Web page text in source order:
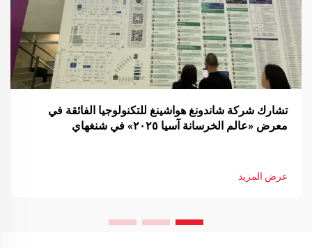
تشارك شركة شاندونغ هواشينغ للتكنولوجيا الفائقة في
معرض «عالم الخرسانة آسيا ٢٠٢٥» في شنغهاي
عرض المزيد